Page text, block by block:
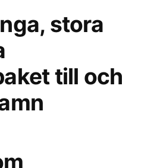
stora
till och